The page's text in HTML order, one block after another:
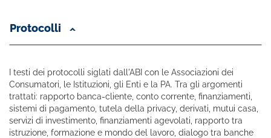
Protocolli
I testi dei protocolli siglati dall'ABI con le Associazioni dei
Consumatori, le Istituzioni, gli Enti e la PA. Tra gli argomenti
trattati: rapporto banca-cliente, conto corrente, finanziamenti,
sistemi di pagamento, tutela della privacy, derivati, mutui casa,
servizi di investimento, finanziamenti agevolati, rapporto tra
istruzione, formazione e mondo del lavoro, dialogo tra banche